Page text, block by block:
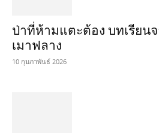
ป่าที่ห้ามแตะต้อง บทเรียน
เมาฟลาง
10 กุมภาพันธ์ 2026